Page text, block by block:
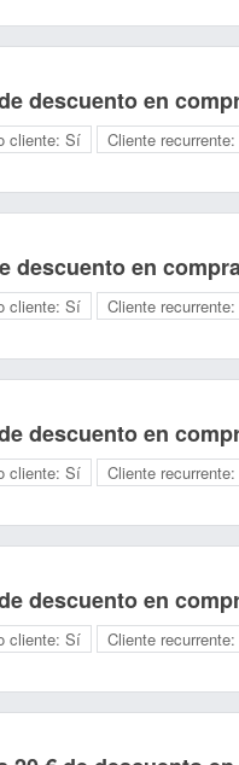
descuento en
cliente: Sí Cliente recurrente:
descuento en
cliente: Sí Cliente recurrente:
descuento en
cliente: Sí Cliente recurrente:
descuento en
cliente: Sí Cliente recurrente: